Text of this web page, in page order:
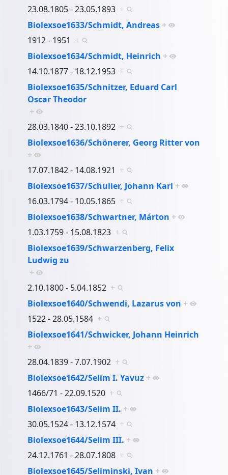
23.08.1805 - 23.05.1893 +
Biolexsoe1633/Schmidt, Andreas +
1912 - 1951 +
Biolexsoe1634/Schmidt, Heinrich +
14.10.1877 - 18.12.1953 +
Biolexsoe1635/Schnitzer, Eduard Carl
Oscar Theodor
+
28.03.1840 - 23.10.1892 +
Biolexsoe1636/Schönerer, Georg Ritter von
+
17.07.1842 - 14.08.1921 +
Biolexsoe1637/Schuller, Johann Karl +
16.03.1794 - 10.05.1865 +
Biolexsoe1638/Schwartner, Márton +
1.03.1759 - 15.08.1823 +
Biolexsoe1639/Schwarzenberg, Felix
Ludwig zu
+
2.10.1800 - 5.04.1852 +
Biolexsoe1640/Schwendi, Lazarus von +
1522 - 28.05.1584 +
Biolexsoe1641/Schwicker, Johann Heinrich
+
28.04.1839 - 7.07.1902 +
Biolexsoe1642/Selim I. Yavuz +
1466/71 - 22.09.1520 +
Biolexsoe1643/Selim II. +
30.05.1524 - 13.12.1574 +
Biolexsoe1644/Selim III. +
24.12.1761 - 28.07.1808 +
Biolexsoe1645/Seliminski, Ivan +